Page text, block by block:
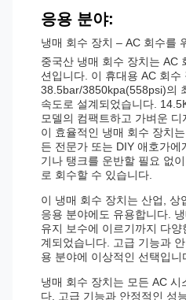
응용 분야:
냉매 회수 장치 – AC 회수를
중국산 냉매 회수 장치는 AC
션입니다. 이 휴대용 AC 회수
38.5bar/3850kpa(558psi)의
속도로 설계되었습니다.
모델의 컴팩트하고 가벼운 디
이 효율적인 냉매 회수 장치
든 전문가 또는 DIY 애호가
기나 탱크를 운반할 필요 없
로 회수할 수 있습니다.
이 냉매 회수 장치는 산업, 상
응용 분야에도 유용합니다.
유지 보수에 이르기까지 다
계되었습니다. 고급 기능과
용 분야에 이상적인 선택입니
냉매 회수 장치는 모든 AC 시
다. 고급 기능과 안정적인 성